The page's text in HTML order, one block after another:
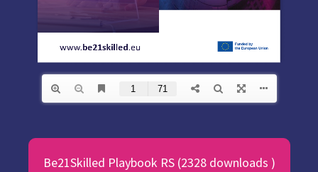
Be21Skilled Playbook RS (2328 downloads )